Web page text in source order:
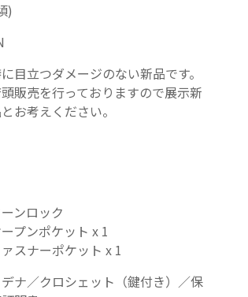
)
目立つダメージのない新品です。
販売を行っておりますので展示新
お考えください。
ンロック
プンポケット x 1
スナーポケット x 1
ナ／クロシェット（鍵付き）／保